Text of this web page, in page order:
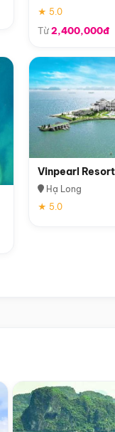
★ 5.0
Từ2,400,000đ
Vinpearl
Hạ Long
★ 5.0